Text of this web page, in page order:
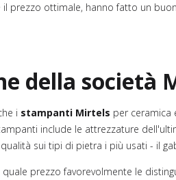
prezzo ottimale, hanno fatto un
della società
i stampanti Mirtels per ceramica
include le attrezzature
sui tipi di pietra i più usati - il
prezzo favorevolmente le